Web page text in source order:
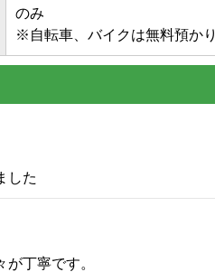
のみ
※自転車、バイクは無料預か
した
丁寧です。